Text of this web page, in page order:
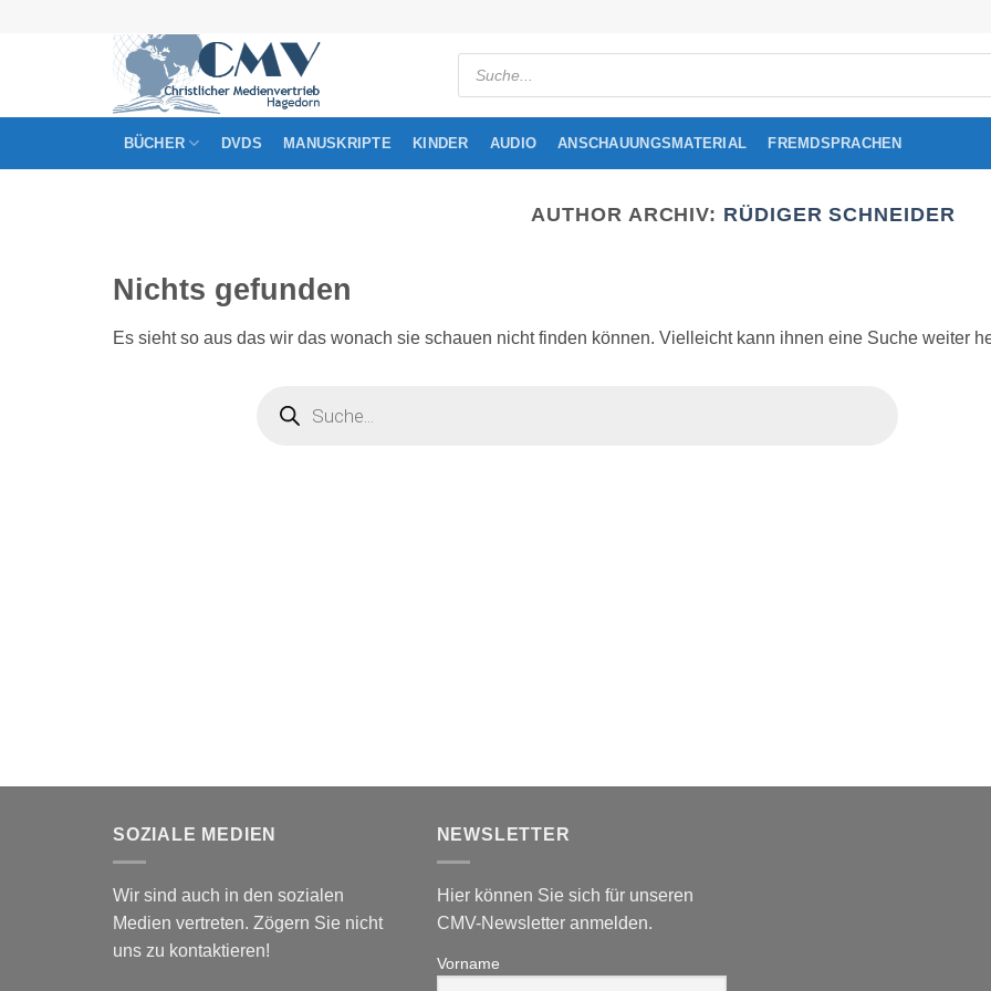
Products
search
BÜCHER DVDS MANUSKRIPTE KINDER AUDIO ANSCHAUUNGSMATERIAL FREMDSPRACHEN
AUTHOR ARCHIV: RÜDIGER SCHNEIDER
Nichts gefunden
Es sieht so aus das wir das wonach sie schauen nicht finden können. Vielleicht kann ihnen eine Suche weiter
search
SOZIALE MEDIEN
Wir sind auch in den sozialen
Medien vertreten. Zögern Sie nicht
uns zu kontaktieren!
NEWSLETTER
Hier können Sie sich für unseren
CMV-Newsletter anmelden.
Vorname